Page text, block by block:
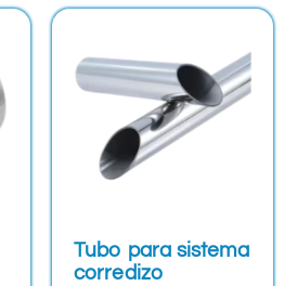
Tubo para sistema
corredizo